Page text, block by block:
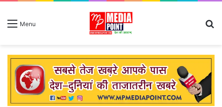
Menu